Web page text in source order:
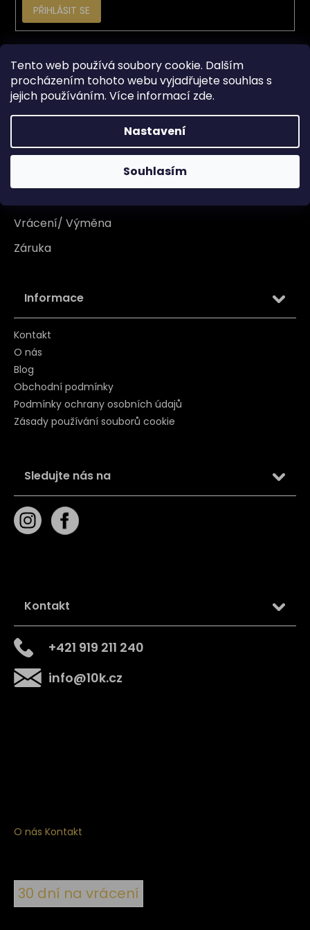
Tento web používá soubory cookie. Dalším
procházením tohoto webu vyjadřujete souhlas s
jejich používáním. Více informací zde.
Nastavení
Souhlasím
PŘIHLÁSIT SE
Vše o nákupu
Doprava
Platba
Vrácení/ Výměna
Záruka
Informace
Kontakt
O nás
Blog
Obchodní podmínky
Podmínky ochrany osobních údajů
Zásady používání souborů cookie
Sledujte nás na
Kontakt
info@10k.cz
+421 919 211 240
O nás Kontakt
30 dní na vrácení